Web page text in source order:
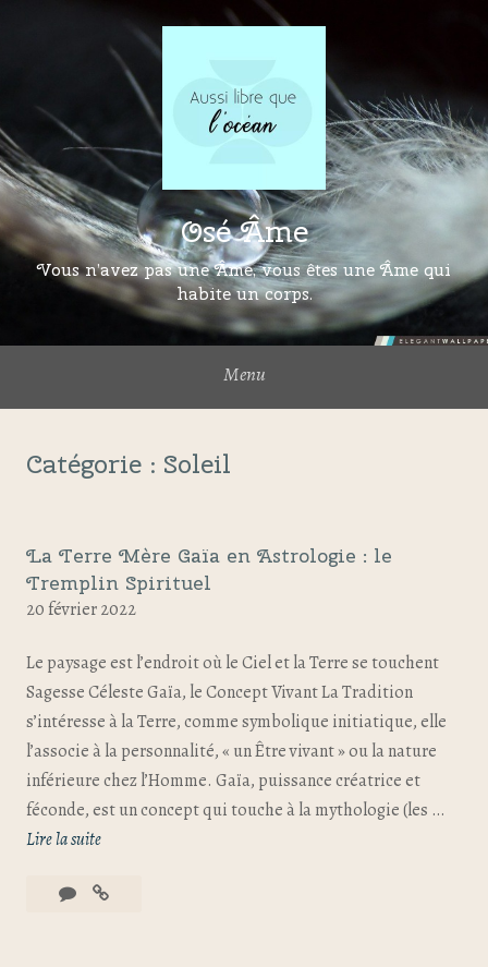
Osé Âme
Vous n’avez pas une Âme, vous êtes une Âme qui
habite un corps.
Menu
Catégorie : Soleil
La Terre Mère Gaïa en Astrologie : le
Tremplin Spirituel
20 février 2022
Le paysage est l’endroit où le Ciel et la Terre se touchent
Sagesse Céleste Gaïa, le Concept Vivant La Tradition
s’intéresse à la Terre, comme symbolique initiatique, elle
l’associe à la personnalité, « un Être vivant » ou la nature
inférieure chez l’Homme. Gaïa, puissance créatrice et
féconde, est un concept qui touche à la mythologie (les …
Lire la suite